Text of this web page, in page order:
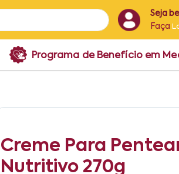
Seja
Faça
Programa de Benefício em
Creme Para
Nutritivo 270g